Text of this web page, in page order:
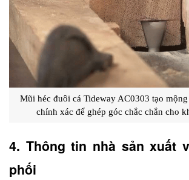
Mũi héc đuôi cá Tideway AC0303 tạo mộng
chính xác để ghép góc chắc chắn cho
4. Thông tin nhà sản xuất
phối